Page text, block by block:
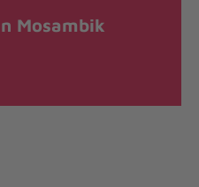
Mosambik